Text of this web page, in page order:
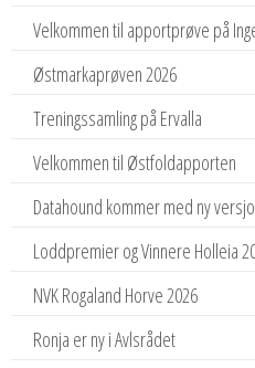
Velkommen til apportprøve på
Østmarkaprøven 2026
Treningssamling på Ervalla
Velkommen til Østfoldapporten
Datahound kommer med ny
Loddpremier og Vinnere Holleia
NVK Rogaland Horve 2026
Ronja er ny i Avlsrådet